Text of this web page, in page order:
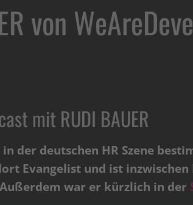
von
mit RUDI BAUER
der deutschen HR Szene
Evangelist und ist
war er kürzlich in der